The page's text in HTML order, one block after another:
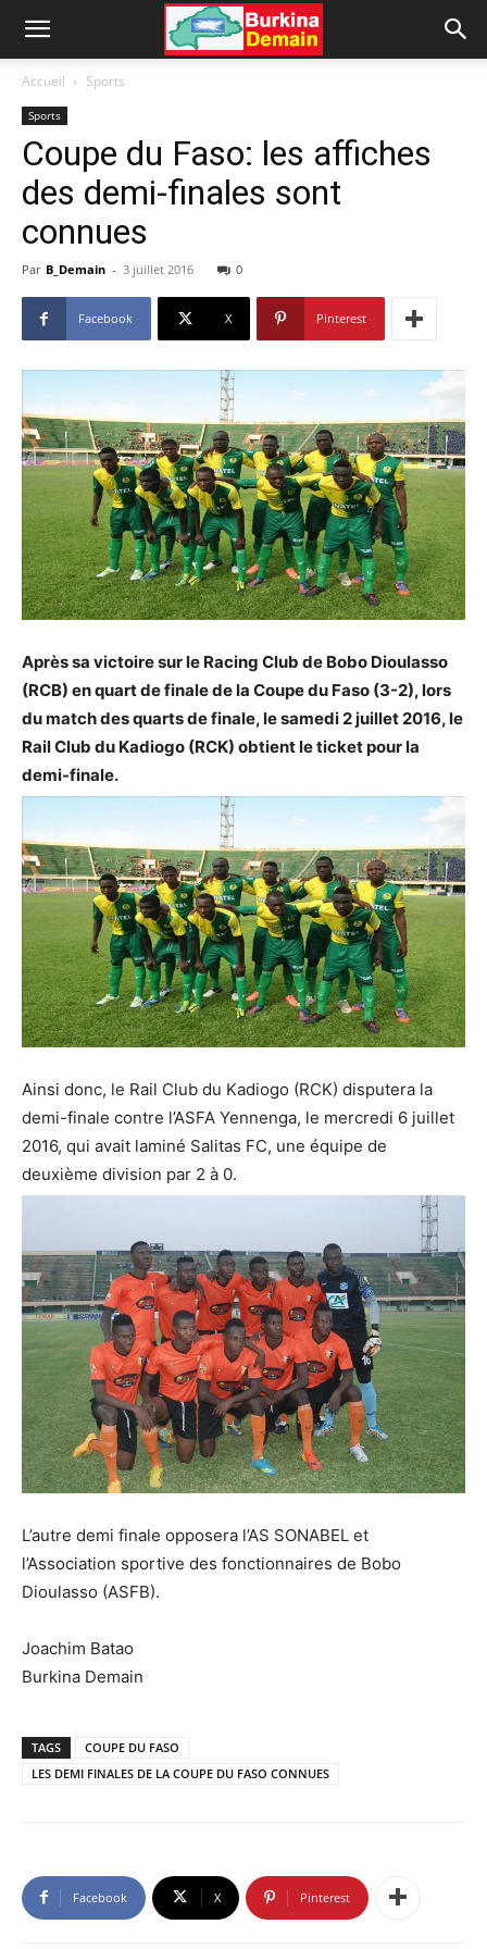
Accueil Sports
Sports
Coupe du Faso: les affiches
des demi-finales sont
connues
Par B_Demain - 3 juillet 2016 0
Facebook X Pinterest
Après sa victoire sur le Racing Club de Bobo Dioulasso
(RCB) en quart de finale de la Coupe du Faso (3-2), lors
du match des quarts de finale, le samedi 2 juillet 2016, le
Rail Club du Kadiogo (RCK) obtient le ticket pour la
demi-finale.
Ainsi donc, le Rail Club du Kadiogo (RCK) disputera la
demi-finale contre l’ASFA Yennenga, le mercredi 6 juillet
2016, qui avait laminé Salitas FC, une équipe de
deuxième division par 2 à 0.
L’autre demi finale opposera l’AS SONABEL et
l’Association sportive des fonctionnaires de Bobo
Dioulasso (ASFB).
Joachim Batao
Burkina Demain
TAGS
COUPE DU FASO
LES DEMI FINALES DE LA COUPE DU FASO CONNUES
Facebook X Pinterest